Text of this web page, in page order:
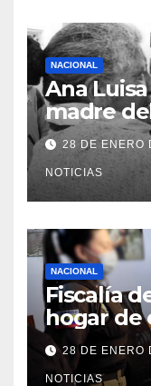
NACIONAL
Ana
madre
Carapaz
los 73
28 DE
NOTICIAS
NACIONAL
Fiscalía
hogar de
Caja
28 DE ENERO
NOTICIAS